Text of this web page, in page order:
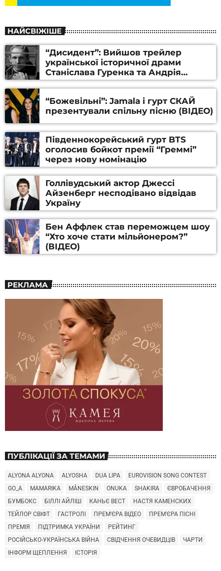
НАЙСВІЖІШЕ
“Дисидент”: Вийшов трейлер
української історичної драми
Станіслава Гуренка та Андрія
Алфьорова (ВІДЕО)
“Божевільні”: Jamala і гурт СКАЙ
презентували спільну пісню (ВІДЕО)
Південнокорейський гурт BTS
оголосив бойкот премії “Греммі”
через нову номінацію
Голлівудський актор Джессі
Айзенберг несподівано відвідав
Україну
Бен Аффлек став переможцем шоу
“Хто хоче стати мільйонером?”
(ВІДЕО)
РЕКЛАМА
ПУБЛІКАЦІЇ ЗА ТЕМАМИ
ALYONA ALYONA ALYOSHA DUA LIPA
EUROVISION SONG CONTEST
GO_A
MAMARIKA MÅNESKIN ONUKA SHAKIRA
ЄВРОБАЧЕННЯ
БУМБОКС
БІЛЛІ АЙЛІШ КАНЬЄ ВЕСТ
НАСТЯ КАМЕНСКИХ
ТЕЙЛОР СВІФТ
ГАСТРОЛІ ПРЕМ'ЄРА ВІДЕО
ПРЕМ'ЄРА ПІСНІ
ПРЕМІЯ
ПІДТРИМКА УКРАЇНИ
РЕЙТИНГ
РОСІЙСЬКО-УКРАЇНСЬКА ВІЙНА
СВІДЧЕННЯ ОЧЕВИДЦІВ
ЧАРТИ
ІНФОРМ ЩЕПЛЕННЯ
ІСТОРІЯ